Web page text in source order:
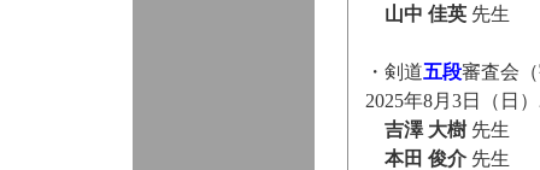
山中 佳英先生
・剣道五段審査会
2025年8月3日（日
吉澤 大樹先生
本田 俊介先生